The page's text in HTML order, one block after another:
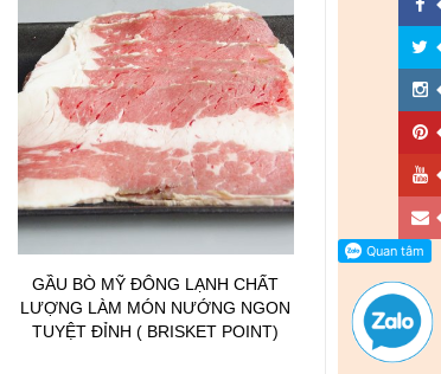
Chat để được tư vấn
Thêm vào yêu thích
GẦU BÒ MỸ ĐÔNG LẠNH CHẤT
LƯỢNG LÀM MÓN NƯỚNG NGON
TUYỆT ĐỈNH ( BRISKET POINT)